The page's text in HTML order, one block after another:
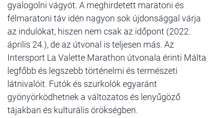
gyalogolni vágyót. A meghirdetett maratoni és
félmaratoni táv idén nagyon sok újdonsággal várja
az indulókat, hiszen nem csak az időpont (2022.
április 24.), de az útvonal is teljesen más. Az
Intersport La Valette Marathon útvonala érinti Málta
legfőbb és legszebb történelmi és természeti
látnivalóit. Futók és szurkolók egyaránt
gyönyörködhetnek a változatos és lenyűgöző
tájakban és kulturális örökségben.